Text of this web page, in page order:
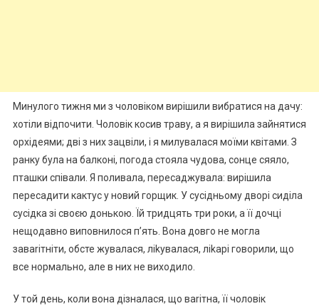
Минулого тижня ми з чоловіком вирішили вибратися на дачу:
хотіли відпочити. Чоловік косив траву, а я вирішила зайнятися
орхідеями; дві з них зацвіли, і я милувалася моїми квітами. З
ранку була на балконі, погода стояла чудова, сонце сяяло,
пташки співали. Я поливала, пересаджувала: вирішила
пересадити кактус у новий горщик. У сусідньому дворі сиділа
сусідка зі своєю донькою. Їй тридцять три роки, а її дочці
нещодавно виповнилося п’ять. Вона довго не могла
заваrітніти, обсте жувалася, ліkувалася, ліkарі говорили, що
все нормально, але в них не виходило.
У той день, коли вона дізналася, що ваrітна, її чоловік